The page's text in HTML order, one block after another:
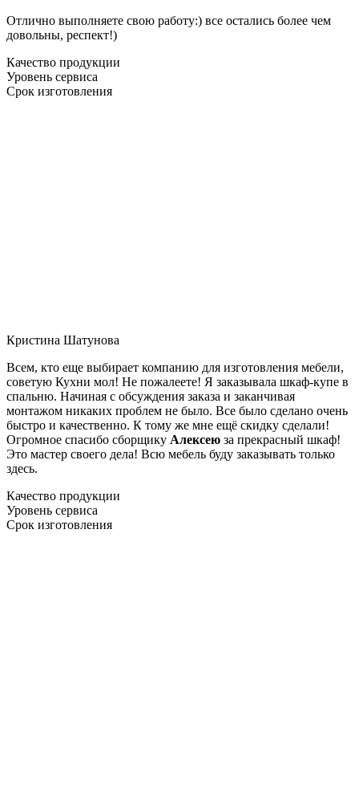
Отлично выполняете свою работу:) все остались более чем
довольны, респект!)
Качество продукции
Уровень сервиса
Срок изготовления
Кристина Шатунова
Всем, кто еще выбирает компанию для изготовления мебели,
советую Кухни мол! Не пожалеете! Я заказывала шкаф-купе в
спальню. Начиная с обсуждения заказа и заканчивая
монтажом никаких проблем не было. Все было сделано очень
быстро и качественно. К тому же мне ещё скидку сделали!
Огромное спасибо сборщику Алексею за прекрасный шкаф!
Это мастер своего дела! Всю мебель буду заказывать только
здесь.
Качество продукции
Уровень сервиса
Срок изготовления